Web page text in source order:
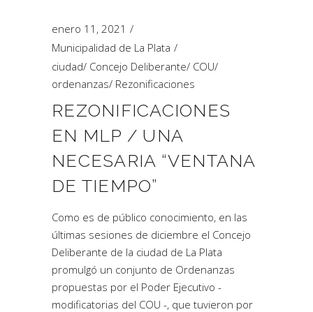
enero 11, 2021
Municipalidad de La Plata
ciudad/ Concejo Deliberante/ COU/
ordenanzas/ Rezonificaciones
REZONIFICACIONES
EN MLP / UNA
NECESARIA “VENTANA
DE TIEMPO”
Como es de público conocimiento, en las
últimas sesiones de diciembre el Concejo
Deliberante de la ciudad de La Plata
promulgó un conjunto de Ordenanzas
propuestas por el Poder Ejecutivo -
modificatorias del COU -, que tuvieron por